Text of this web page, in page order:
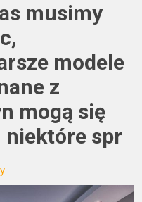
musimy
modele
z
mogą się
niektóre spr